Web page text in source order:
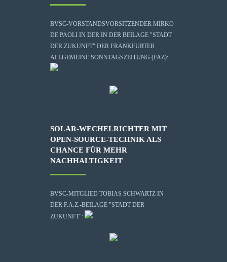
BVSC-VORSTANDSVORSITZENDER MIRKO
DE PAOLI IN DER IN DER BEILAGE "STADT
DER ZUKUNFT" DER FRANKFURTER
ALLGEMEINE SONNTAGSZEITUNG (FAZ):
SOLAR-WECHELRICHTER MIT
OPEN-SOURCE-TECHNIK ALS
CHANCE FÜR MEHR
NACHHALTIGKEIT
BVSC-MITGLIED TOBIAS SCHWARTZ IN
DER F.A.Z.-BEILAGE "STADT DER
ZUKUNFT":